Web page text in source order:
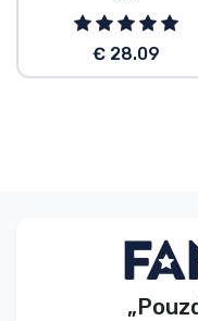
€ 28.09